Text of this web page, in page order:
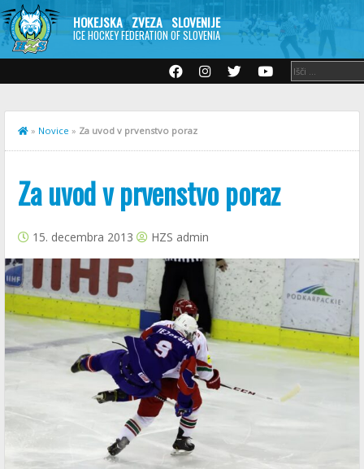
HOKEJSKA ZVEZA SLOVENIJE
ICE HOCKEY FEDERATION OF SLOVENIA
» Novice » Za uvod v prvenstvo poraz
Za uvod v prvenstvo poraz
15. decembra 2013 HZS admin